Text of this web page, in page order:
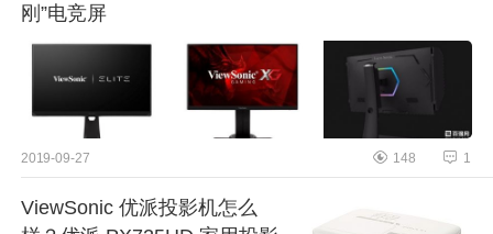
刚”电竞屏
2019-09-27 148 1
ViewSonic 优派投影机怎么